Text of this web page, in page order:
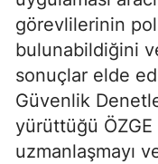
görevlilerinin
bulunabildiğini
sonuçlar elde
Güvenlik
yürüttüğü
uzmanlaşmayı